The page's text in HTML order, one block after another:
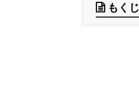
もくじ